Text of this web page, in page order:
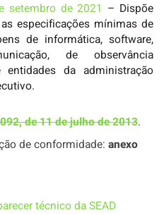
setembro de 2021 – Dispõe
especificações mínimas de
de informática, software,
de observância
da administração
de 11 de julho de 2013.
de conformidade: anexo
técnico da SEAD